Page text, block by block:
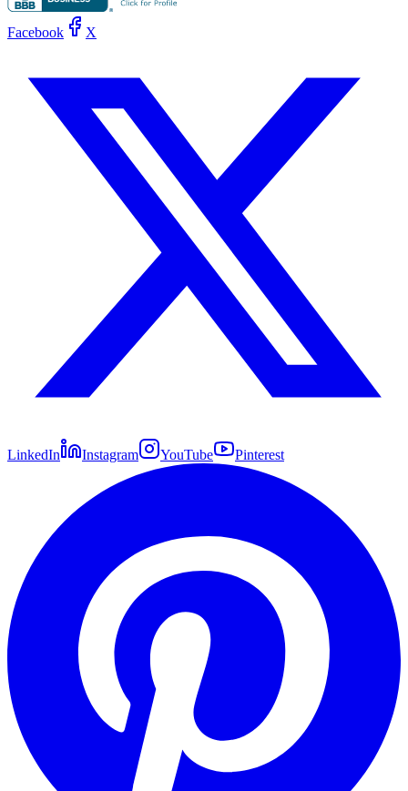
Facebook X
LinkedIn Instagram YouTube Pinterest